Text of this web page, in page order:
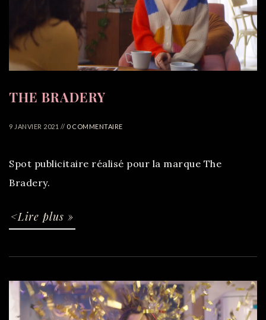
THE BRADERY
9 JANVIER 2021 // 0 COMMENTAIRE
Spot publicitaire réalisé pour la marque The
Bradery.
<Lire plus »